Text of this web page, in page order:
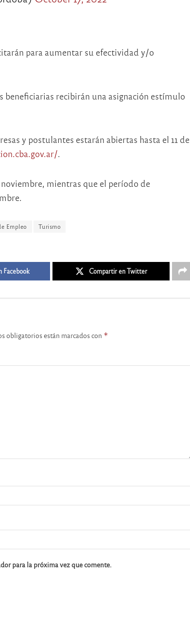
para aumentar su efectividad y/o
beneficiarias recibirán una asignación estímulo
y postulantes estarán abiertas hasta el 11 de
.
mientras que el período de
Empleo Turismo
Facebook Compartir en Twitter
obligatorios están marcados con *
para la próxima vez que comente.